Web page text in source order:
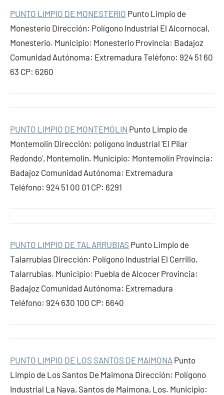
PUNTO LIMPIO DE MONESTERIO Punto Limpio de
Monesterio Dirección: Polígono Industrial El Alcornocal,
Monesterio. Municipio: Monesterio Provincia: Badajoz
Comunidad Autónoma: Extremadura Teléfono: 924 51 60
63 CP: 6260
PUNTO LIMPIO DE MONTEMOLIN Punto Limpio de
Montemolin Dirección: polígono industrial 'El Pilar
Redondo', Montemolín. Municipio: Montemolín Provincia:
Badajoz Comunidad Autónoma: Extremadura
Teléfono: 924 51 00 01 CP: 6291
PUNTO LIMPIO DE TALARRUBIAS Punto Limpio de
Talarrubias Dirección: Polígono Industrial El Cerrillo,
Talarrubias. Municipio: Puebla de Alcocer Provincia:
Badajoz Comunidad Autónoma: Extremadura
Teléfono: 924 630 100 CP: 6640
PUNTO LIMPIO DE LOS SANTOS DE MAIMONA Punto
Limpio de Los Santos De Maimona Dirección: Polígono
Industrial La Nava, Santos de Maimona, Los. Municipio: